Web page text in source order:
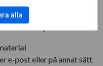
All slags olovlig
e-post eller på annat sätt
alla